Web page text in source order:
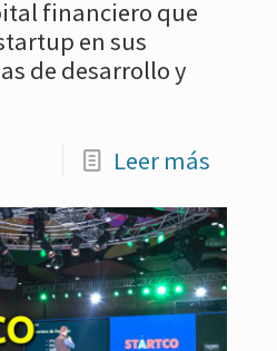
financiero que
en sus
de desarrollo y
Leer más